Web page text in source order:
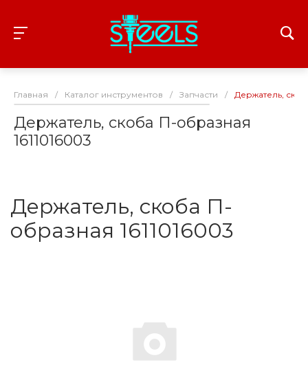
Главная / Каталог инструментов / Запчасти / Держатель,
Держатель, скоба П-образная
1611016003
Держатель, скоба П-
образная 1611016003